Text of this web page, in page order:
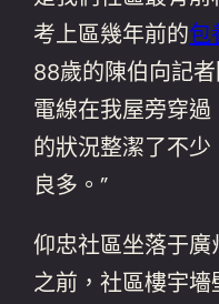
考上區幾年前的包
88歲的陳伯向記
電線在我屋旁穿
的狀況整潔了不
良多。”
仰忠社區坐落于廣
之前，社區樓宇